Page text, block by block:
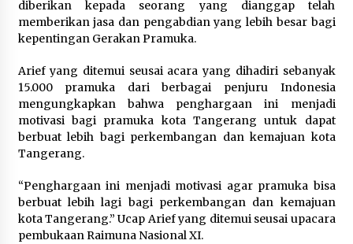
untuk Kesehatan Pencernaan
8 Agustus 2026
Perawatan PCOS yang Efektif untuk
Menjaga Kesuburan
8 Agustus 2026
Wamenhan Pimpin Prosesi
Pelantikan dan Sertijab Pejabat
diberikan kepada seorang yang dianggap telah
memberikan jasa dan pengabdian yang lebih besar bagi
kepentingan Gerakan Pramuka.
Arief yang ditemui seusai acara yang dihadiri sebanyak
15.000 pramuka dari berbagai penjuru Indonesia
mengungkapkan bahwa penghargaan ini menjadi
motivasi bagi pramuka kota Tangerang untuk dapat
berbuat lebih bagi perkembangan dan kemajuan kota
Tangerang.
“Penghargaan ini menjadi motivasi agar pramuka bisa
berbuat lebih lagi bagi perkembangan dan kemajuan
kota Tangerang.” Ucap Arief yang ditemui seusai upacara
pembukaan Raimuna Nasional XI.